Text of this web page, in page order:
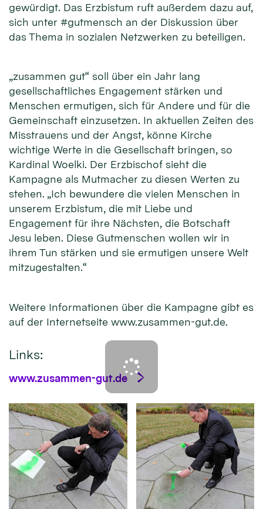
gewürdigt. Das Erzbistum ruft außerdem dazu auf,
sich unter #gutmensch an der Diskussion über
das Thema in sozialen Netzwerken zu beteiligen.
„zusammen gut“ soll über ein Jahr lang
gesellschaftliches Engagement stärken und
Menschen ermutigen, sich für Andere und für die
Gemeinschaft einzusetzen. In aktuellen Zeiten des
Misstrauens und der Angst, könne Kirche
wichtige Werte in die Gesellschaft bringen, so
Kardinal Woelki. Der Erzbischof sieht die
Kampagne als Mutmacher zu diesen Werten zu
stehen. „Ich bewundere die vielen Menschen in
unserem Erzbistum, die mit Liebe und
Engagement für ihre Nächsten, die Botschaft
Jesu leben. Diese Gutmenschen wollen wir in
ihrem Tun stärken und sie ermutigen unsere Welt
mitzugestalten.“
Weitere Informationen über die Kampagne gibt es
auf der Internetseite www.zusammen-gut.de.
Links:
www.zusammen-gut.de